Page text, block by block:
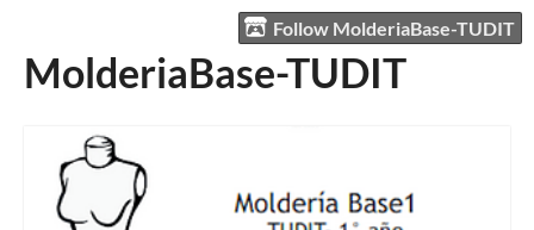
Follow MolderiaBase-TUDIT
MolderiaBase-TUDIT